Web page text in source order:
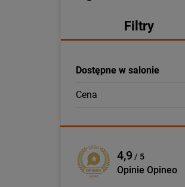
Filtry
Dostępne w salonie
Cena
4,9 / 5
Opinie Opineo